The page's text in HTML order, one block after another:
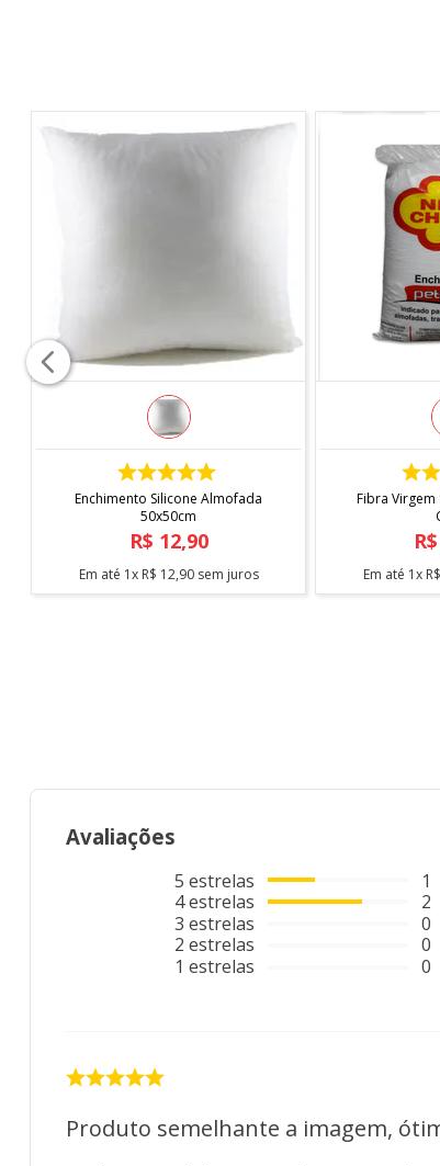
COMPRAR
Enchimento Silicone Almofada
50x50cm
R$ 12,90
Em até 1x R$ 12,90sem juros
Fibra Virgem
R$
Em até 1x R$
Avaliações
5 estrelas
4estrelas
3 estrelas
2 estrelas
1 estrelas
1
2
0
0
0
Produto semelhante a imagem,